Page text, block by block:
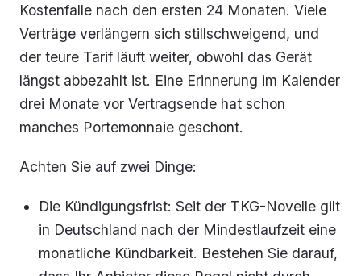
Kostenfalle nach den ersten 24 Monaten. Viele
Verträge verlängern sich stillschweigend, und
der teure Tarif läuft weiter, obwohl das Gerät
längst abbezahlt ist. Eine Erinnerung im Kalender
drei Monate vor Vertragsende hat schon
manches Portemonnaie geschont.
Achten Sie auf zwei Dinge:
Die Kündigungsfrist: Seit der TKG-Novelle gilt
in Deutschland nach der Mindestlaufzeit eine
monatliche Kündbarkeit. Bestehen Sie darauf,